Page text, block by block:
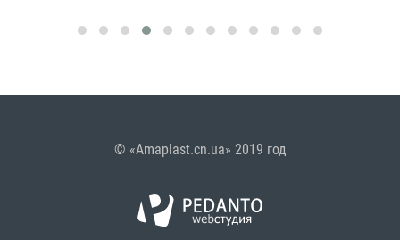
© «Amaplast.cn.ua» 2019 год